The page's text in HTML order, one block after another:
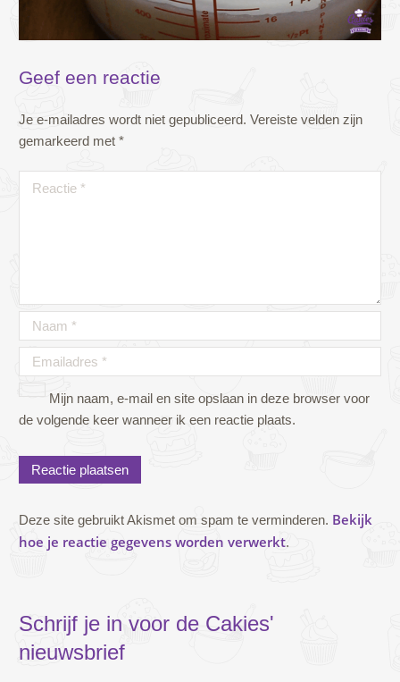
Geef een reactie
Je e-mailadres wordt niet gepubliceerd. Vereiste velden zijn
gemarkeerd met *
Mijn naam, e-mail en site opslaan in deze browser voor
de volgende keer wanneer ik een reactie plaats.
Deze site gebruikt Akismet om spam te verminderen. Bekijk
hoe je reactie gegevens worden verwerkt.
Schrijf je in voor de Cakies'
nieuwsbrief